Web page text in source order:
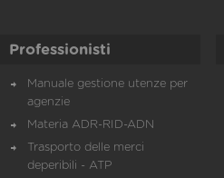
Professionisti
Manuale gestione utenze per
agenzie
Materia ADR-RID-ADN
Trasporto delle merci
deperibili - ATP